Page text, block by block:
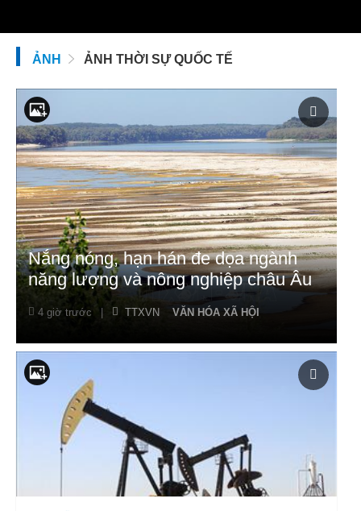
ẢNH ẢNH THỜI SỰ QUỐC TẾ
Nắng nóng, hạn hán đe dọa ngành
năng lượng và nông nghiệp châu Âu
4 giờ trước TTXVN VĂN HÓA XÃ HỘI